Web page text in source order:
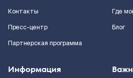
Контакты
Пресс-центр
Партнерская программа
Где
Блог
Информация